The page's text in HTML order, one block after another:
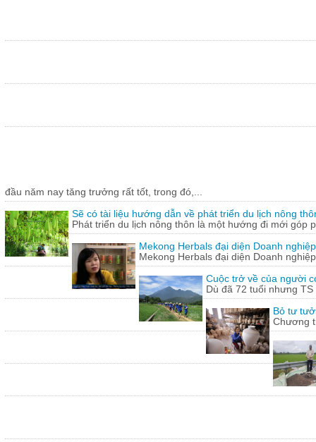
đầu năm nay tăng trưởng rất tốt, trong đó,...
Sẽ có tài liệu hướng dẫn về phát triển du lịch nông
Phát triển du lịch nông thôn là một hướng đi mới góp
Mekong Herbals đại diện Doanh
Mekong Herbals đại diện Doanh
Cuộc trở về của người
Dù đã 72 tuổi nhưng
Bỏ tư
Chương